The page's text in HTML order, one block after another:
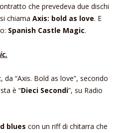
che prevedeva due dischi
chiama Axis: bold as love. E
Spanish Castle Magic.
, da “Axis. Bold as love”, secondo
è “Dieci Secondi”, su Radio
blues con un riff di chitarra che